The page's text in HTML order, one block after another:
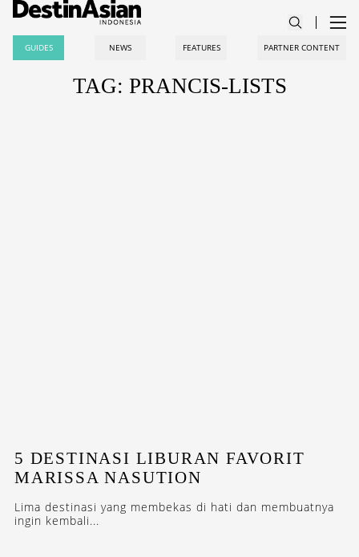
GUIDES NEWS FEATURES PARTNER CONTENT
TAG: PRANCIS-LISTS
5 DESTINASI LIBURAN FAVORIT
MARISSA NASUTION
Lima destinasi yang membekas di hati dan membuatnya
ingin kembali...